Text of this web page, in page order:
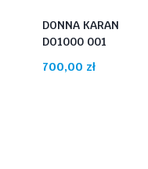
DONNA KARAN
DO1000 001
700,00 zł